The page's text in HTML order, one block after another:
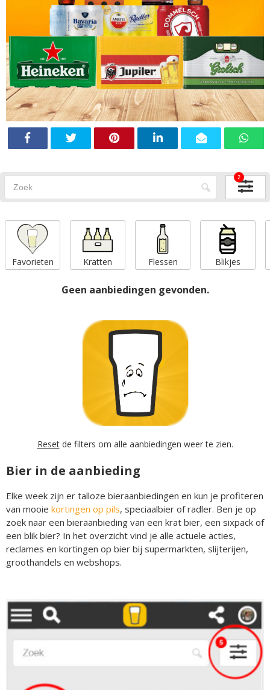
2
Favorieten Kratten Flessen Blikjes
Geen aanbiedingen gevonden.
Resetde filters om alle aanbiedingen weer te zien.
Bier in de aanbieding
Elke week zijn er talloze bieraanbiedingen en kun je profiteren
van mooie kortingen op pils, speciaalbier of radler. Ben je op
zoek naar een bieraanbieding van een krat bier, een sixpack of
een blik bier? In het overzicht vind je alle actuele acties,
reclames en kortingen op bier bij supermarkten, slijterijen,
groothandels en webshops.